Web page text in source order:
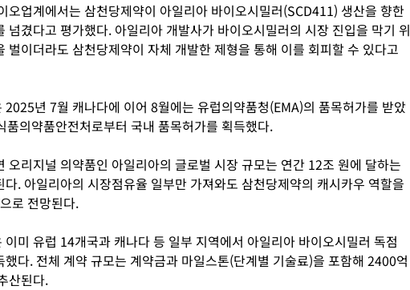
오업계에서는 삼천당제약이 아일리아 바이오시밀러(SCD411) 생산을 향한
넘겼다고 평가했다. 아일리아 개발사가 바이오시밀러의 시장 진입을 막기 위
벌이더라도 삼천당제약이 자체 개발한 제형을 통해 이를 회피할 수 있다고
2025년 7월 캐나다에 이어 8월에는 유럽의약품청(EMA)의 품목허가를 받았
품의약품안전처로부터 국내 품목허가를 획득했다.
오리지널 의약품인 아일리아의 글로벌 시장 규모는 연간 12조 원에 달하는
다. 아일리아의 시장점유율 일부만 가져와도 삼천당제약의 캐시카우 역할을
로 전망된다.
이미 유럽 14개국과 캐나다 등 일부 지역에서 아일리아 바이오시밀러 독점
했다. 전체 계약 규모는 계약금과 마일스톤(단계별 기술료)을 포함해 2400억
산된다.